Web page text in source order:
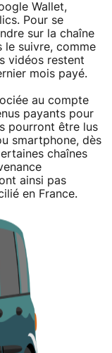
Wallet,
Pour se
sur la chaîne
le suivre, comme
vidéos restent
mois payé.
au compte
payants pour
pourront être lus
smartphone, dès
chaînes
ainsi pas
en France.